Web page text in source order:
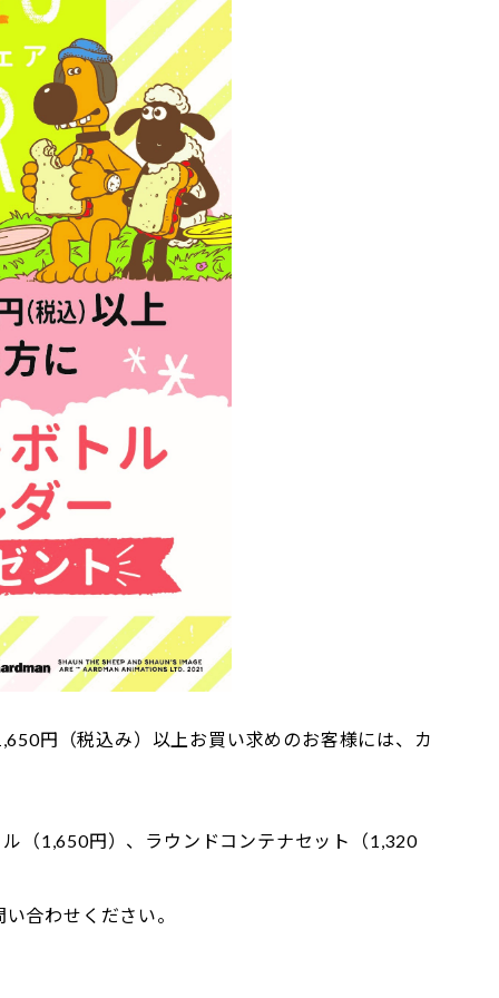
円（税込み）以上お買い求めのお客様には、カ
（1,650円）、ラウンドコンテナセット（1,320
合わせください。